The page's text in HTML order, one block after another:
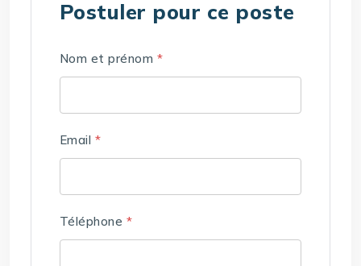
Postuler pour ce poste
Nom et prénom *
Email *
Téléphone *